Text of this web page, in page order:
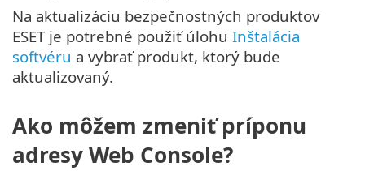
Na aktualizáciu bezpečnostných produktov
ESET je potrebné použiť úlohu Inštalácia
softvéru a vybrať produkt, ktorý bude
aktualizovaný.
Ako môžem zmeniť príponu
adresy Web Console?